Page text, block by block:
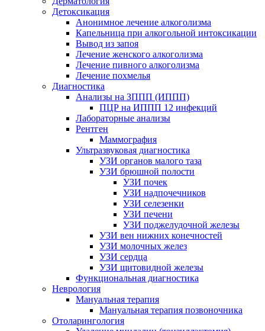
Детоксикация
Анонимное лечение алкоголизма
Капельница при алкогольной интоксикации
Вывод из запоя
Лечение женского алкоголизма
Лечение пивного алкоголизма
Лечение похмелья
Диагностика
Анализы на ЗППП (ИППП)
ПЦР на ИППП 12 инфекций
Лабораторные анализы
Рентген
Маммография
Ультразвуковая диагностика
УЗИ органов малого таза
УЗИ брюшной полости
УЗИ почек
УЗИ надпочечников
УЗИ селезенки
УЗИ печени
УЗИ поджелудочной железы
УЗИ вен нижних конечностей
УЗИ молочных желез
УЗИ сердца
УЗИ щитовидной железы
Функциональная диагностика
Неврология
Мануальная терапия
Мануальная терапия позвоночника
Отоларингология